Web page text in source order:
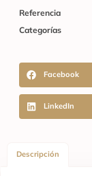
Referencia
Categorías
Facebook
LinkedIn
Descripción